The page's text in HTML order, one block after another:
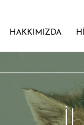
HAKKIMIZDA